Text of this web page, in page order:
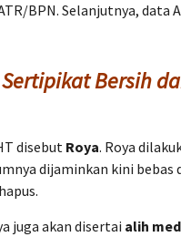
BPN. Selanjutnya, data
Bersih
disebut Roya. Roya
dijaminkan kini bebas
juga akan disertai alih